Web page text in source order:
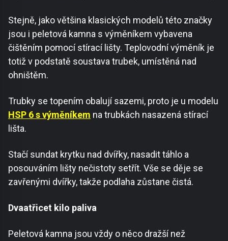
Stejně, jako většina klasických modelů této značky
jsou i peletová kamna s výměníkem vybavena
čištěním pomocí stírací lišty. Teplovodní výměník je
totiž v podstatě soustava trubek, umístěná nad
ohništěm.
Trubky se topením obalují sazemi, proto je u modelu
HSP 6 s výměníkem na trubkách nasazená stírací
lišta.
Stačí sundat krytku nad dvířky, nasadit táhlo a
posouváním lišty nečistoty setřít. Vše se děje se
zavřenými dvířky, takže podlaha zůstane čistá.
Dvaatřicet kilo paliva
Peletová kamna jsou vždy o něco dražší než